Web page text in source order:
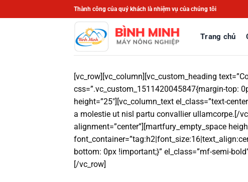
qua
Thành công của quý khách là nhiệm vụ của chúng tôi
Trang chủ
[vc_row][vc_column][vc_custom_heading
css=”.vc_custom_1511420045847{margin-top:
height=”25″][vc_column_text el_class=”text-
a molestie ut nisl partu convallier ullamcorpe.[/
alignment=”center”][martfury_empty_space
bottom: 0px !important;}” el_class=”mf-semi-
[/vc_row]